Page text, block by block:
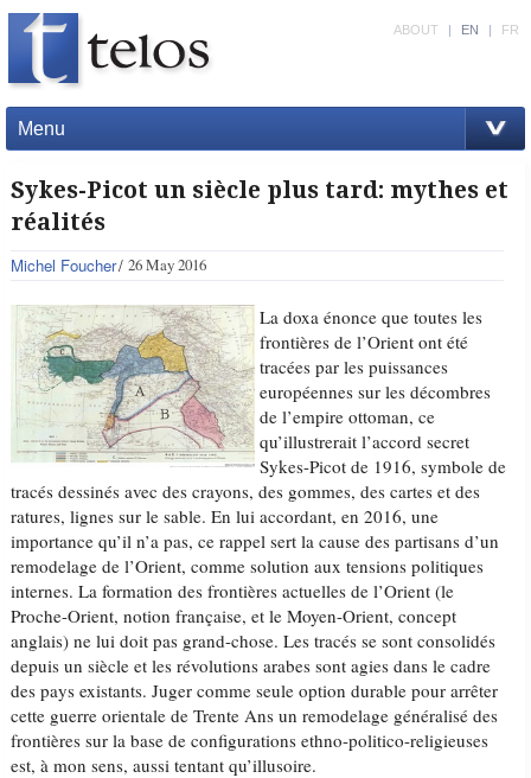
Menu
ABOUT | EN | FR
Sykes-Picot un siècle plus tard: mythes et
réalités
Michel Foucher 26 May 2016
La doxa énonce que toutes les
frontières de l’Orient ont été
tracées par les puissances
européennes sur les décombres
de l’empire ottoman, ce
qu’illustrerait l’accord secret
Sykes-Picot de 1916, symbole de
tracés dessinés avec des crayons, des gommes, des cartes et des
ratures, lignes sur le sable. En lui accordant, en 2016, une
importance qu’il n’a pas, ce rappel sert la cause des partisans d’un
remodelage de l’Orient, comme solution aux tensions politiques
internes. La formation des frontières actuelles de l’Orient (le
Proche-Orient, notion française, et le Moyen-Orient, concept
anglais) ne lui doit pas grand-chose. Les tracés se sont consolidés
depuis un siècle et les révolutions arabes sont agies dans le cadre
des pays existants. Juger comme seule option durable pour arrêter
cette guerre orientale de Trente Ans un remodelage généralisé des
frontières sur la base de configurations ethno-politico-religieuses
est, à mon sens, aussi tentant qu’illusoire.